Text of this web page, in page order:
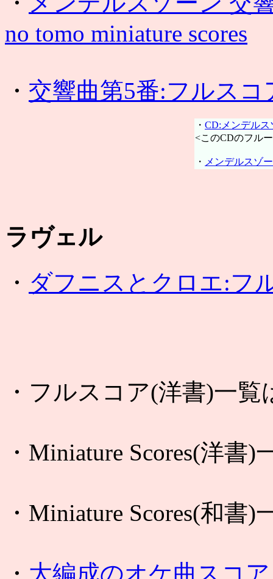
no tomo miniature scores
・ 交響曲第5番:フルスコ
・ CD:メンデルス
<このCDのフル
・ メンデルスゾ
ラヴェル
・ ダフニスとクロエ:フ
・フルスコア(洋書)一覧
・Miniature Scores(洋書)
・Miniature Scores(和書)
・ 大編成のオケ曲スコア